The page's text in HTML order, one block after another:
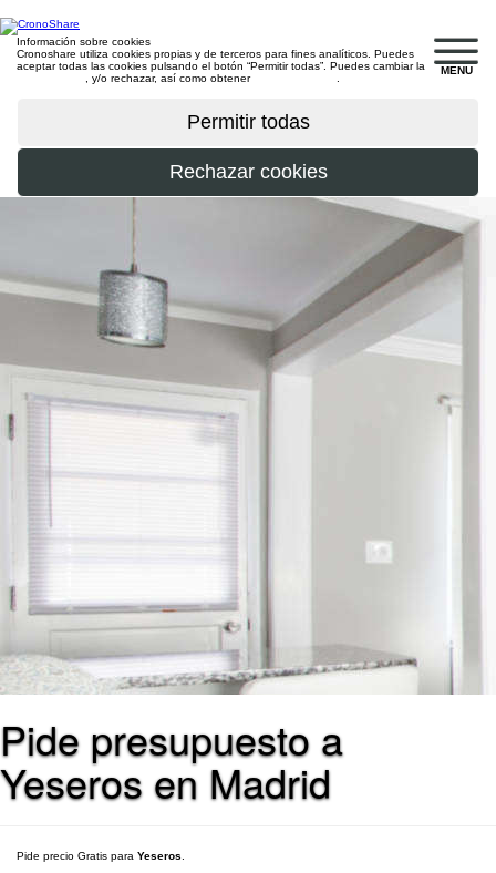
MENU
Información sobre cookies
Cronoshare utiliza cookies propias y de terceros para fines analíticos. Puedes
aceptar todas las cookies pulsando el botón “Permitir todas”. Puedes cambiar la
, y/o rechazar, así como obtener
Pide presupuesto a
Yeseros en Madrid
Pide precio Gratis para Yeseros